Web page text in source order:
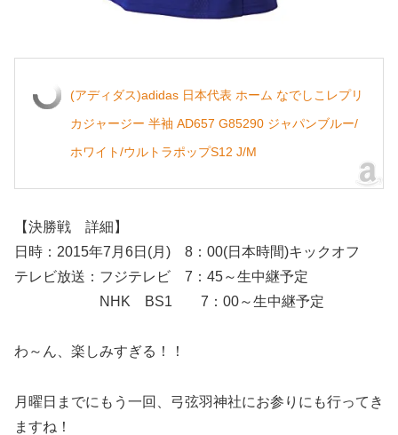
(アディダス)adidas 日本代表 ホーム なでしこレプリ
カジャージー 半袖 AD657 G85290 ジャパンブルー/
ホワイト/ウルトラポップS12 J/M
【決勝戦 詳細】
日時：2015年7月6日(月) 8：00(日本時間)キックオフ
テレビ放送：フジテレビ 7：45～生中継予定
NHK BS1 7：00～生中継予定
わ～ん、楽しみすぎる！！
月曜日までにもう一回、弓弦羽神社にお参りにも行ってき
ますね！